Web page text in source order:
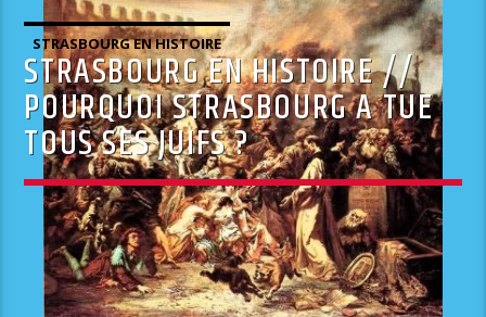
STRASBOURG EN HISTOIRE
STRASBOURG EN HISTOIRE //
POURQUOI STRASBOURG A TUE
TOUS SES JUIFS ?